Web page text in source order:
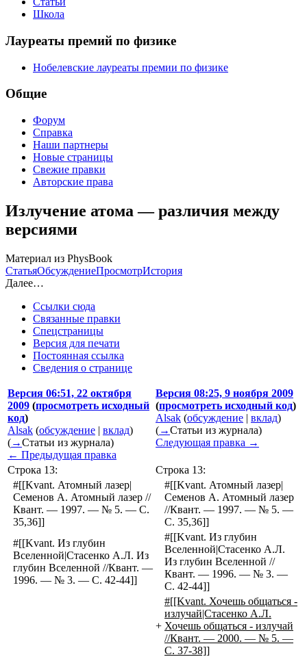
Школа
Лауреаты премий по физике
Нобелевские лауреаты премии по физике
Общие
Форум
Справка
Наши партнеры
Новые страницы
Свежие правки
Авторские права
Излучение атома — различия между
версиями
Материал из PhysBook
СтатьяОбсуждениеПросмотрИстория
Далее…
Ссылки сюда
Связанные правки
Спецстраницы
Версия для печати
Постоянная ссылка
Сведения о странице
Версия 06:51, 22 октября
2009 (просмотреть исходный
код)
Alsak (обсуждение | вклад)
(→Статьи из журнала)
← Предыдущая правка
Версия 08:25, 9 ноября 2009
(просмотреть исходный код)
Alsak (обсуждение | вклад)
(→Статьи из журнала)
Следующая правка →
Строка 13:
Строка 13:
#[[Kvant. Атомный лазер|
Семенов А. Атомный лазер //
Квант. — 1997. — № 5. — С.
35,36]]
#[[Kvant. Атомный лазер|
Семенов А. Атомный лазер
//Квант. — 1997. — № 5. —
С. 35,36]]
#[[Kvant. Из глубин
Вселенной|Стасенко А.Л. Из
глубин Вселенной //Квант. —
1996. — № 3. — С. 42-44]]
#[[Kvant. Из глубин
Вселенной|Стасенко А.Л.
Из глубин Вселенной //
Квант. — 1996. — № 3. —
С. 42-44]]
+
#[[Kvant. Хочешь общаться -
излучай|Стасенко А.Л.
Хочешь общаться - излучай
//Квант. — 2000. — № 5. —
С. 37-38]]